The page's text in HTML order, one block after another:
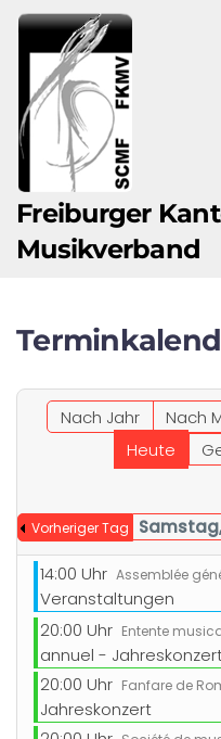
Zum Hauptinhalt
Freiburger
Musikverband
Nach Jahr Nach
Heute
Vorheriger Tag
14:00 Uhr Assemblée
Veranstaltungen
20:00 Uhr Entente
annuel -
20:00 Uhr Fanfare de
Jahreskonzert